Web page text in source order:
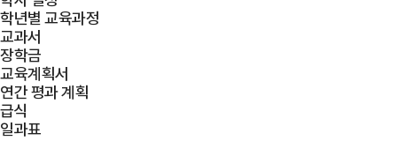
학년별 교육과정
교과서
장학금
교육계획서
연간 평과 계획
급식
일과표